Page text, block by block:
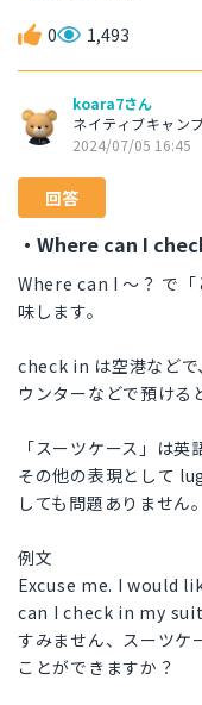
0 1,493
koara7さん
ネイティブキャン
2024/07/05 16:45
回答
・Where can I
Where can I 〜？ で「
味します。
check in は空港などで
ウンターなどで預ける
「スーツケース」は
その他の表現として
しても問題ありません。
例文
Excuse me. I would
can I check in my
すみません、スーツケ
ことができますか？